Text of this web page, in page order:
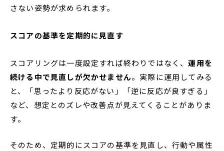
さない姿勢が求められます。
スコアの基準を定期的に見直す
スコアリングは一度設定すれば終わりではなく、運用を
続ける中で見直しが欠かせません。実際に運用してみる
と、「思ったより反応がない」「逆に反応が良すぎる」
など、想定とのズレや改善点が見えてくることがありま
す。
そのため、定期的にスコアの基準を見直し、行動や属性